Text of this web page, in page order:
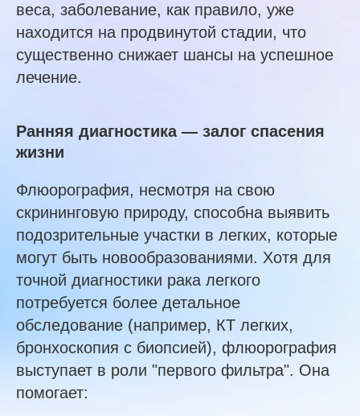
веса, заболевание, как правило, уже
находится на продвинутой стадии, что
существенно снижает шансы на успешное
лечение.
Ранняя диагностика — залог спасения
жизни
Флюорография, несмотря на свою
скрининговую природу, способна выявить
подозрительные участки в легких, которые
могут быть новообразованиями. Хотя для
точной диагностики рака легкого
потребуется более детальное
обследование (например, КТ легких,
бронхоскопия с биопсией), флюорография
выступает в роли "первого фильтра". Она
помогает: